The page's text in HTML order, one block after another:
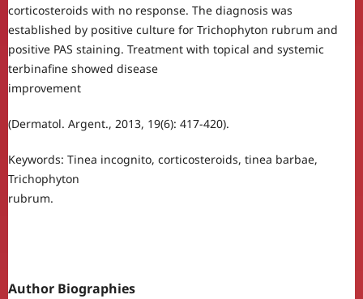
corticosteroids with no response. The diagnosis was
established by positive culture for Trichophyton rubrum and
positive PAS staining. Treatment with topical and systemic
terbinafine showed disease
improvement
(Dermatol. Argent., 2013, 19(6): 417-420).
Keywords: Tinea incognito, corticosteroids, tinea barbae,
Trichophyton
rubrum.
Author Biographies